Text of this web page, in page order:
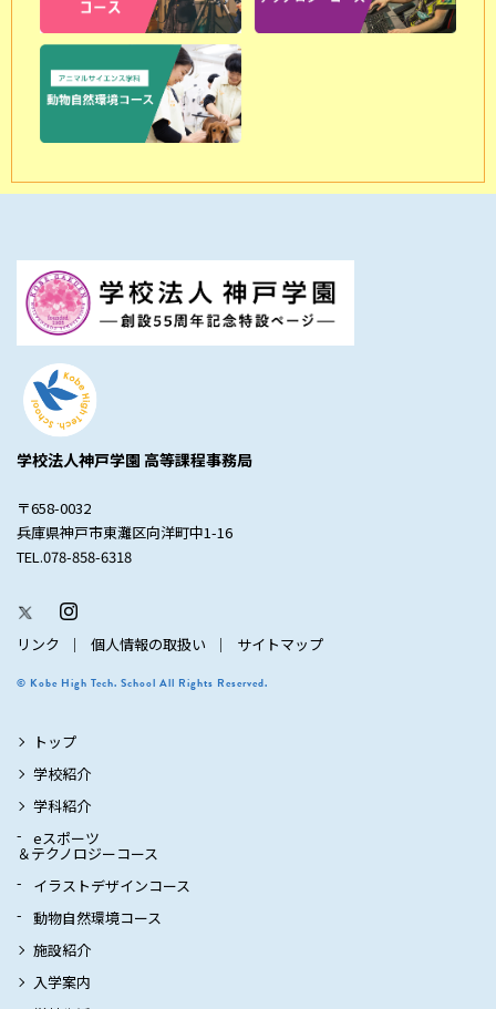
学校法人神戸学園 高等課程事務局
〒658-0032
兵庫県神戸市東灘区向洋町中1-16
TEL.078-858-6318
リンク 個人情報の取扱い サイトマップ
© Kobe High Tech. School All Rights Reserved.
トップ
学校紹介
学科紹介
eスポーツ
＆テクノロジーコース
イラストデザインコース
動物自然環境コース
施設紹介
入学案内